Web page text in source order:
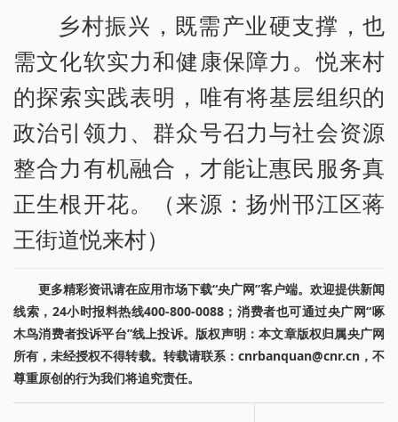
乡村振兴，既需产业硬支撑，也
需文化软实力和健康保障力。悦来村
的探索实践表明，唯有将基层组织的
政治引领力、群众号召力与社会资源
整合力有机融合，才能让惠民服务真
正生根开花。（来源：扬州邗江区蒋
王街道悦来村）
更多精彩资讯请在应用市场下载“央广网”客户端。欢迎提供新闻
线索，24小时报料热线400-800-0088；消费者也可通过央广网“啄
木鸟消费者投诉平台”线上投诉。版权声明：本文章版权归属央广网
所有，未经授权不得转载。转载请联系：cnrbanquan@cnr.cn，不
尊重原创的行为我们将追究责任。